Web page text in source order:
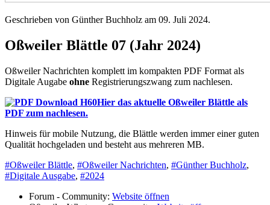
Geschrieben von Günther Buchholz am 09. Juli 2024.
Oßweiler Blättle 07 (Jahr 2024)
Oßweiler Nachrichten komplett im kompakten PDF Format als
Digitale Augabe ohne Registrierungszwang zum nachlesen.
Hier das aktuelle Oßweiler Blättle als
PDF zum nachlesen.
Hinweis für mobile Nutzung, die Blättle werden immer einer guten
Qualität hochgeladen und besteht aus mehreren MB.
#Oßweiler Blättle, #Oßweiler Nachrichten, #Günther Buchholz,
#Digitale Ausgabe, #2024
Forum - Community: Website öffnen